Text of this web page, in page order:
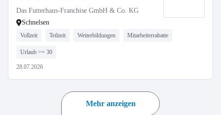
Das Futterhaus-Franchise GmbH & Co. KG
Schnelsen
Vollzeit Teilzeit Weiterbildungen Mitarbeiterrabatte
Urlaub >= 30
28.07.2026
Mehr anzeigen